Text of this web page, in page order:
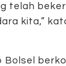
telah
kita,”
Bolsel